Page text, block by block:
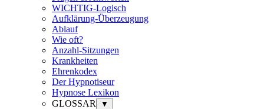
WICHTIG-Logisch
Aufklärung-Überzeugung
Ablauf
Wie oft?
Anzahl-Sitzungen
Krankheiten
Ehrenkodex
Der Hypnotiseur
Hypnose Lexikon
GLOSSAR
▼